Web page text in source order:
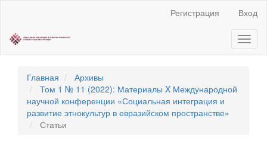
содержанию
страницы
навигация
Основное
содержание
Боковая
панель
Регистрация Вход
Главная
Архивы
Том 1 № 11 (2022): Материалы X Международной
научной конференции «Социальная интеграция и
развитие этнокультур в евразийском пространстве»
Статьи